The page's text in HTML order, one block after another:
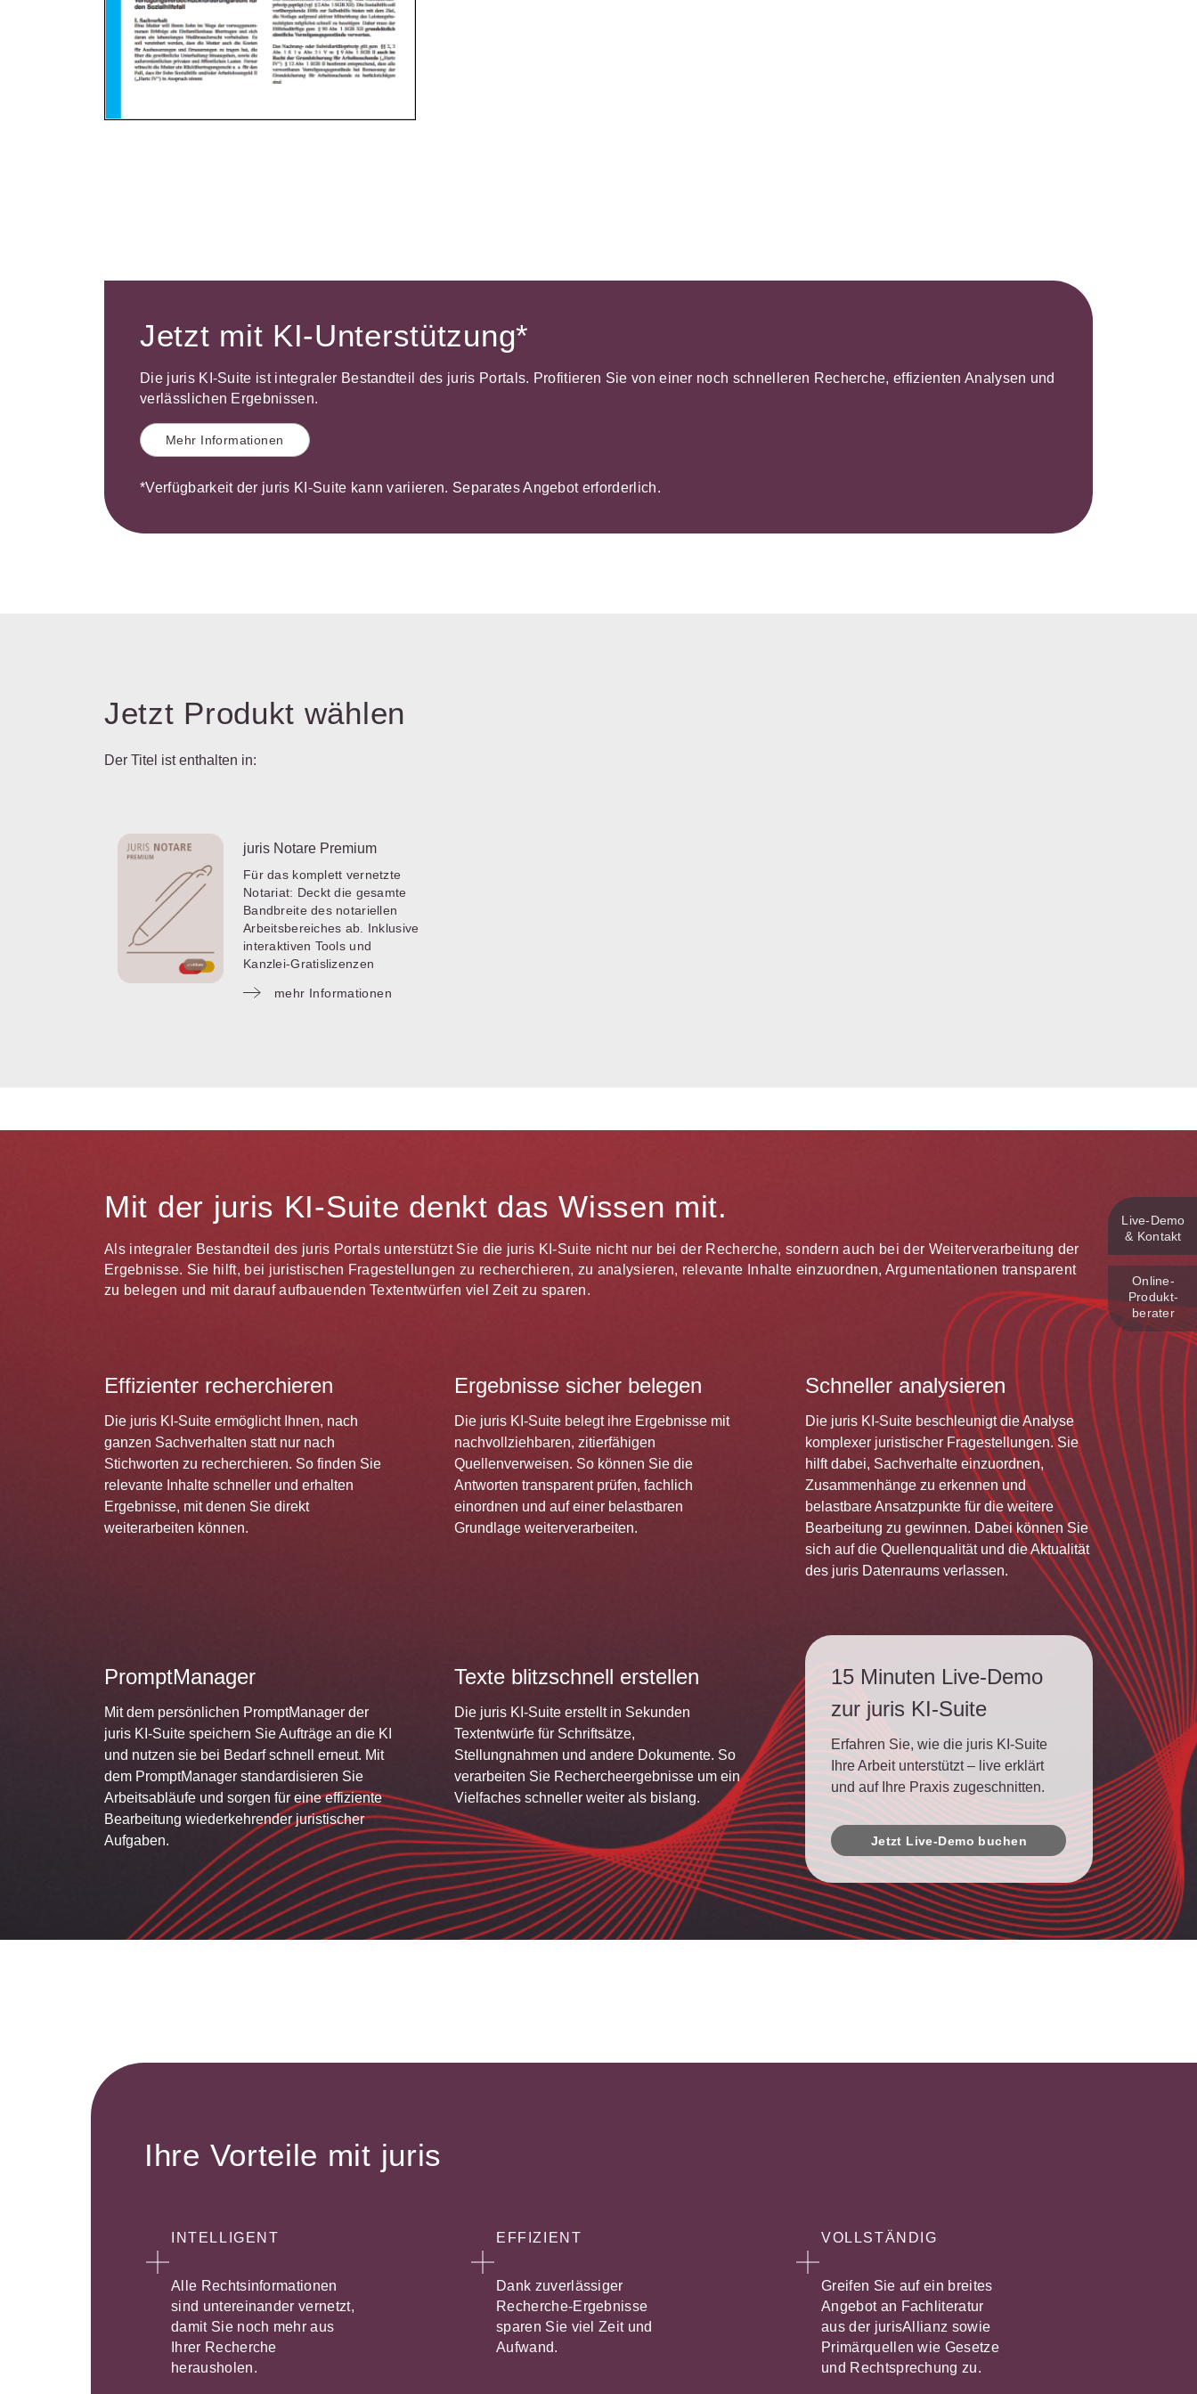
Jetzt mit KI-Unterstützung*
Die juris KI-Suite ist integraler Bestandteil des juris Portals. Profitieren Sie von einer noch schnelleren Recherche, effizienten Analysen und
verlässlichen Ergebnissen.
Mehr Informationen
*Verfügbarkeit der juris KI-Suite kann variieren. Separates Angebot erforderlich.
Jetzt Produkt wählen
Der Titel ist enthalten in:
juris Notare Premium
Für das komplett vernetzte
Notariat: Deckt die gesamte
Bandbreite des notariellen
Arbeitsbereiches ab. Inklusive
interaktiven Tools und
Kanzlei-Gratislizenzen
mehr Informationen
Mit der juris KI-Suite denkt das Wissen mit.
Als integraler Bestandteil des juris Portals unterstützt Sie die juris KI-Suite nicht nur bei der Recherche, sondern auch bei der Weiterverarbeitung der
Ergebnisse. Sie hilft, bei juristischen Fragestellungen zu recherchieren, zu analysieren, relevante Inhalte einzuordnen, Argumentationen transparent
zu belegen und mit darauf aufbauenden Textentwürfen viel Zeit zu sparen.
Effizienter recherchieren
Die juris KI-Suite ermöglicht Ihnen, nach
ganzen Sachverhalten statt nur nach
Stichworten zu recherchieren. So finden Sie
relevante Inhalte schneller und erhalten
Ergebnisse, mit denen Sie direkt
weiterarbeiten können.
Ergebnisse sicher belegen
Die juris KI-Suite belegt ihre Ergebnisse mit
nachvollziehbaren, zitierfähigen
Quellenverweisen. So können Sie die
Antworten transparent prüfen, fachlich
einordnen und auf einer belastbaren
Grundlage weiterverarbeiten.
Schneller analysieren
Die juris KI-Suite beschleunigt die Analyse
komplexer juristischer Fragestellungen. Sie
hilft dabei, Sachverhalte einzuordnen,
Zusammenhänge zu erkennen und
belastbare Ansatzpunkte für die weitere
Bearbeitung zu gewinnen. Dabei können Sie
sich auf die Quellenqualität und die Aktualität
des juris Datenraums verlassen.
PromptManager
Mit dem persönlichen PromptManager der
juris KI-Suite speichern Sie Aufträge an die KI
und nutzen sie bei Bedarf schnell erneut. Mit
dem PromptManager standardisieren Sie
Arbeitsabläufe und sorgen für eine effiziente
Bearbeitung wiederkehrender juristischer
Aufgaben.
Texte blitzschnell erstellen
Die juris KI-Suite erstellt in Sekunden
Textentwürfe für Schriftsätze,
Stellungnahmen und andere Dokumente. So
verarbeiten Sie Rechercheergebnisse um ein
Vielfaches schneller weiter als bislang.
15 Minuten Live-Demo
zur juris KI-Suite
Erfahren Sie, wie die juris KI-Suite
Ihre Arbeit unterstützt – live erklärt
und auf Ihre Praxis zugeschnitten.
Jetzt Live-Demo buchen
Ihre Vorteile mit juris
INTELLIGENT
Alle Rechtsinformationen
sind untereinander vernetzt,
damit Sie noch mehr aus
Ihrer Recherche
herausholen.
EFFIZIENT
Dank zuverlässiger
Recherche-Ergebnisse
sparen Sie viel Zeit und
Aufwand.
VOLLSTÄNDIG
Greifen Sie auf ein breites
Angebot an Fachliteratur
aus der jurisAllianz sowie
Primärquellen wie Gesetze
und Rechtsprechung zu.
Live‑Demo
& Kontakt
Online-
Produkt­
berater